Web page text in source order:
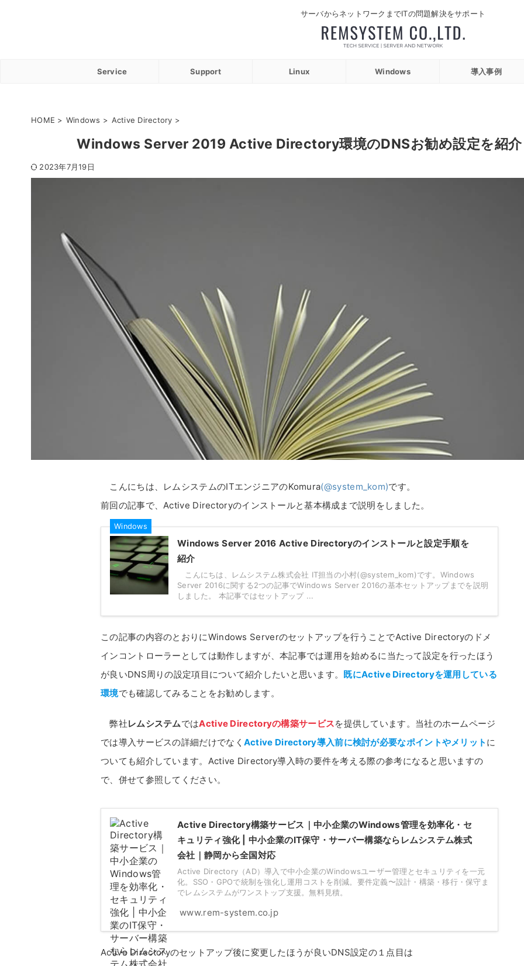
サーバからネットワークまでITの問題解決をサポート
Service Support Linux Windows 導入事例
HOME > Windows > Active Directory >
Windows Server 2019 Active Directory環境のDNSお勧め設定を紹介
2023年7月19日
こんにちは、レムシステムのITエンジニアのKomura(@system_kom)です。
前回の記事で、Active Directoryのインストールと基本構成まで説明をしました。
Windows
Windows Server 2016 Active Directoryのインストールと設定手順を
紹介
こんにちは、レムシステム株式会社 IT担当の小村(@system_kom)です。Windows
Server 2016に関する2つの記事でWindows Server 2016の基本セットアップまでを説明
しました。 本記事ではセットアップ ...
この記事の内容のとおりにWindows Serverのセットアップを行うことでActive Directoryのドメ
インコントローラーとしては動作しますが、本記事では運用を始めるに当たって設定を行ったほう
が良いDNS周りの設定項目について紹介したいと思います。 既にActive Directoryを運用している
環境でも確認してみることをお勧めします。
弊社レムシステムではActive Directoryの構築サービスを提供しています。当社のホームページ
では導入サービスの詳細だけでなく Active Directory導入前に検討が必要なポイントやメリット に
ついても紹介しています。Active Directory導入時の要件を考える際の参考になると思いますの
で、併せて参照してください。
Active Directory構築サービス｜中小企業のWindows管理を効率化・セ
キュリティ強化 | 中小企業のIT保守・サーバー構築ならレムシステム株式
会社｜静岡から全国対応
Active Directory（AD）導入で中小企業のWindowsユーザー管理とセキュリティを一元
化。SSO・GPOで統制を強化し運用コストを削減。要件定義〜設計・構築・移行・保守ま
でレムシステムがワンストップ支援。無料見積。
www.rem-system.co.jp
Active Directoryのセットアップ後に変更したほうが良いDNS設定の１点目は